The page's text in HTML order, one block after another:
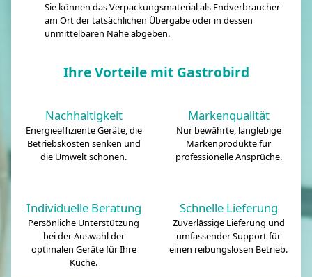
Sie können das Verpackungsmaterial als Endverbraucher
am Ort der tatsächlichen Übergabe oder in dessen
unmittelbaren Nähe abgeben.
Ihre Vorteile mit Gastrobird
Nachhaltigkeit
Energieeffiziente Geräte, die
Betriebskosten senken und
die Umwelt schonen.
Markenqualität
Nur bewährte, langlebige
Markenprodukte für
professionelle Ansprüche.
Individuelle Beratung
Persönliche Unterstützung
bei der Auswahl der
optimalen Geräte für Ihre
Küche.
Schnelle Lieferung
Zuverlässige Lieferung und
umfassender Support für
einen reibungslosen Betrieb.